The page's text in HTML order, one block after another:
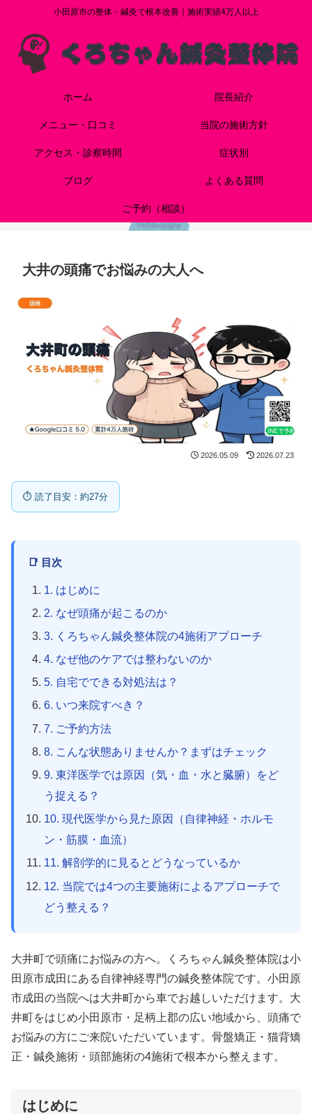
小田原市の整体・鍼灸で根本改善｜施術実績4万人以上
ホーム 院長紹介
メニュー・口コミ 当院の施術方針
アクセス・診察時間 症状別
ブログ よくある質問
ご予約（相談）
大井の頭痛でお悩みの大人へ
2026.05.09 2026.07.23
⏱ 読了目安：約27分
📑 目次
1. はじめに
2. なぜ頭痛が起こるのか
3. くろちゃん鍼灸整体院の4施術アプローチ
4. なぜ他のケアでは整わないのか
5. 自宅でできる対処法は？
6. いつ来院すべき？
7. ご予約方法
8. こんな状態ありませんか？まずはチェック
9. 東洋医学では原因（気・血・水と臓腑）をど
う捉える？
10. 現代医学から見た原因（自律神経・ホルモ
ン・筋膜・血流）
11. 解剖学的に見るとどうなっているか
12. 当院では4つの主要施術によるアプローチで
どう整える？
大井町で頭痛にお悩みの方へ。くろちゃん鍼灸整体院は小
田原市成田にある自律神経専門の鍼灸整体院です。小田原
市成田の当院へは大井町から車でお越しいただけます。大
井町をはじめ小田原市・足柄上郡の広い地域から、頭痛で
お悩みの方にご来院いただいています。骨盤矯正・猫背矯
正・鍼灸施術・頭部施術の4施術で根本から整えます。
はじめに